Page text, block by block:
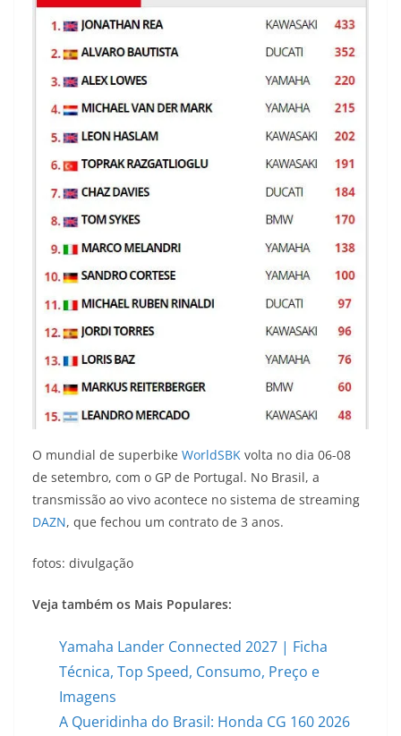
O mundial de superbike WorldSBK volta no dia 06-08
de setembro, com o GP de Portugal. No Brasil, a
transmissão ao vivo acontece no sistema de streaming
DAZN, que fechou um contrato de 3 anos.
fotos: divulgação
Veja também os Mais Populares:
Yamaha Lander Connected 2027 | Ficha
Técnica, Top Speed, Consumo, Preço e
Imagens
A Queridinha do Brasil: Honda CG 160 2026